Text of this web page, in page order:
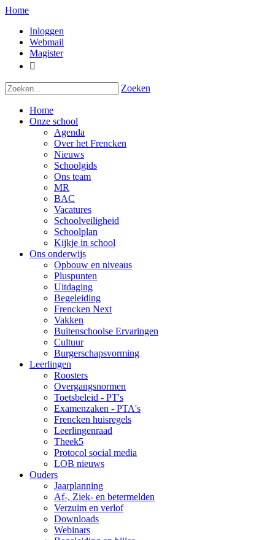
Home
Inloggen
Webmail
Magister

Zoeken
Home
Onze school
Agenda
Over het Frencken
Nieuws
Schoolgids
Ons team
MR
BAC
Vacatures
Schoolveiligheid
Schoolplan
Kijkje in school
Ons onderwijs
Opbouw en niveaus
Pluspunten
Uitdaging
Begeleiding
Frencken Next
Vakken
Buitenschoolse Ervaringen
Cultuur
Burgerschapsvorming
Leerlingen
Roosters
Overgangsnormen
Toetsbeleid - PT's
Examenzaken - PTA's
Frencken huisregels
Leerlingenraad
Theek5
Protocol social media
LOB nieuws
Ouders
Jaarplanning
Af-, Ziek- en betermelden
Verzuim en verlof
Downloads
Webinars